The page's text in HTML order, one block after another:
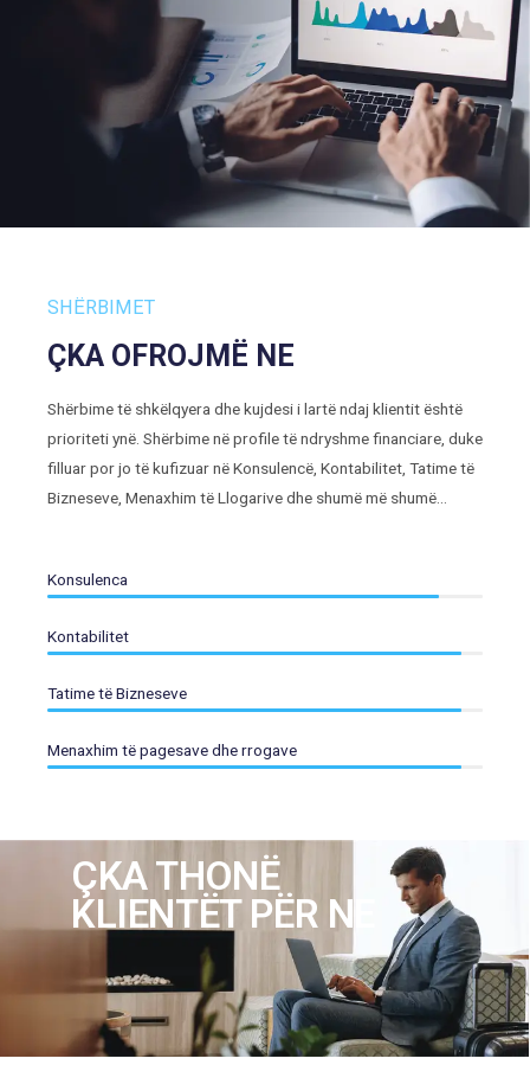
SHËRBIMET
ÇKA OFROJMË NE
Shërbime të shkëlqyera dhe kujdesi i lartë ndaj klientit është
prioriteti ynë. Shërbime në profile të ndryshme financiare, duke
filluar por jo të kufizuar në Konsulencë, Kontabilitet, Tatime të
Bizneseve, Menaxhim të Llogarive dhe shumë më shumë…
Konsulenca
Kontabilitet
Tatime të Bizneseve
Menaxhim të pagesave dhe rrogave
ÇKA THONË
KLIENTËT PËR NE